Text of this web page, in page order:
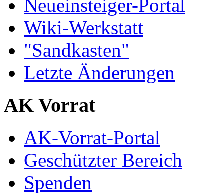
Neueinsteiger-Portal
Wiki-Werkstatt
"Sandkasten"
Letzte Änderungen
AK Vorrat
AK-Vorrat-Portal
Geschützter Bereich
Spenden